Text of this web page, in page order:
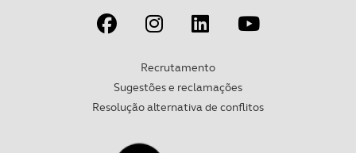
Recrutamento
Sugestões e reclamações
Resolução alternativa de conflitos